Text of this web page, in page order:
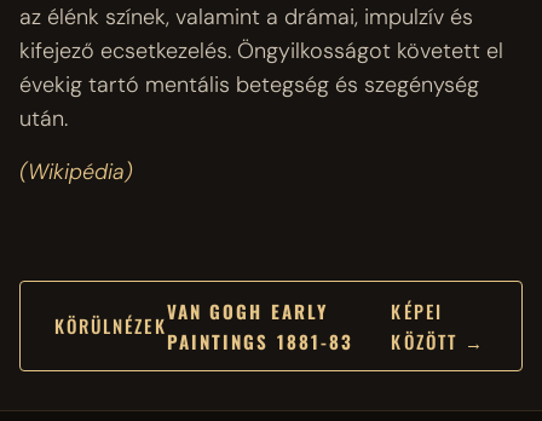
az élénk színek, valamint a drámai, impulzív és
kifejező ecsetkezelés. Öngyilkosságot követett el
évekig tartó mentális betegség és szegénység
után.
(Wikipédia)
KÖRÜLNÉZEK
VAN GOGH EARLY
PAINTINGS 1881-83
KÉPEI
KÖZÖTT →